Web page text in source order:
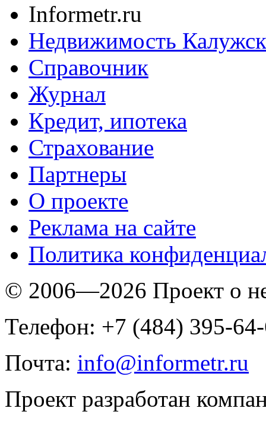
Informetr.ru
Недвижимость
Справочник
Журнал
Кредит, ипотека
Страхование
Партнеры
O проекте
Реклама на сайте
Политика
© 2006—2026 Проект о
Телефон: +7 (484) 395-
Почта: info@informetr.ru
Проект разработан